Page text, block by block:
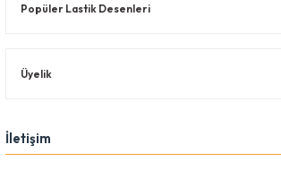
Popüler Lastik Desenleri
Üyelik
İletişim